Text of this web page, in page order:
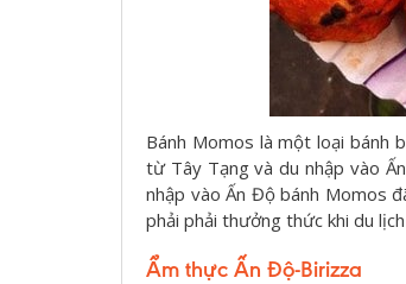
Bánh Momos là một loại bánh
từ Tây Tạng và du nhập vào
nhập vào Ấn Độ bánh Momos
phải phải thưởng thức khi du
Ẩm thực Ấn Độ-Birizza